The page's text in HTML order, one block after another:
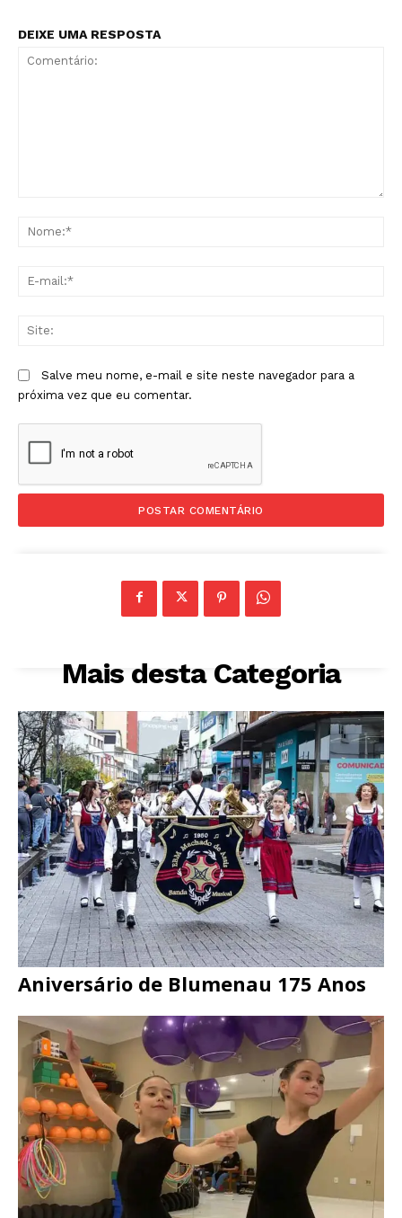
DEIXE UMA RESPOSTA
Salve meu nome, e-mail e site neste navegador para a
próxima vez que eu comentar.
Mais desta Categoria
Aniversário de Blumenau 175 Anos